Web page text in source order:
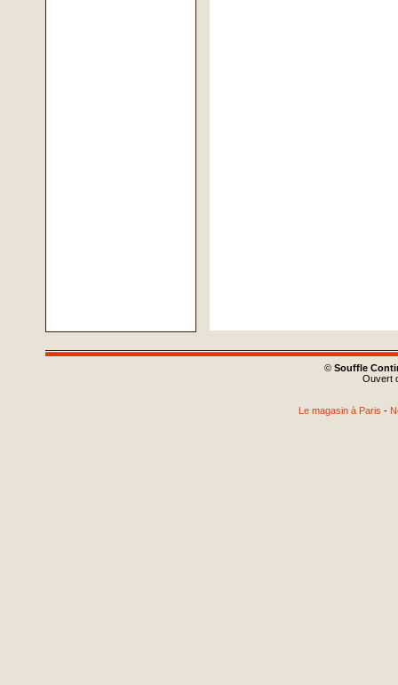
© Souffle
Ouvert
Le magasin à Paris -